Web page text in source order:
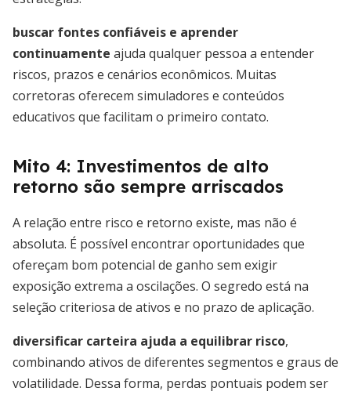
buscar fontes confiáveis e aprender
continuamente ajuda qualquer pessoa a entender
riscos, prazos e cenários econômicos. Muitas
corretoras oferecem simuladores e conteúdos
educativos que facilitam o primeiro contato.
Mito 4: Investimentos de alto
retorno são sempre arriscados
A relação entre risco e retorno existe, mas não é
absoluta. É possível encontrar oportunidades que
ofereçam bom potencial de ganho sem exigir
exposição extrema a oscilações. O segredo está na
seleção criteriosa de ativos e no prazo de aplicação.
diversificar carteira ajuda a equilibrar risco,
combinando ativos de diferentes segmentos e graus de
volatilidade. Dessa forma, perdas pontuais podem ser